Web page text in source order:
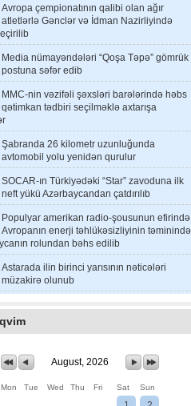
Avropa çempionatının qalibi olan ağır
atletlərlə Gənclər və İdman Nazirliyində
Media nümayəndələri “Qoşa Təpə” gömrük
postuna səfər edib
MMC-nin vəzifəli şəxsləri barələrində həbs
qətimkan tədbiri seçilməklə axtarışa
Şabranda 26 kilometr uzunluğunda
avtomobil yolu yenidən qurulur
SOCAR-ın Türkiyədəki “Star” zavoduna ilk
neft yükü Azərbaycandan çatdırılıb
Populyar amerikan radio-şousunun efirində
Avropanın enerji təhlükəsizliyinin təminində
rolundan bəhs edilib
Astarada ilin birinci yarısının nəticələri
müzakirə olunub
August, 2026
Mon Tue Wed Thu Fri Sat Sun